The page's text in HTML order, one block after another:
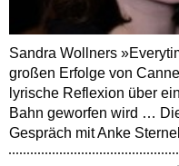
Sandra Wollners
großen Erfolge von
lyrische Reflexion über
Bahn geworfen wird …
Gespräch mit Anke